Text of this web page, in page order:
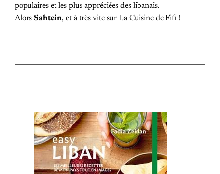
populaires et les plus appréciées des libanais.
Alors Sahtein, et à très vite sur La Cuisine de Fifi !